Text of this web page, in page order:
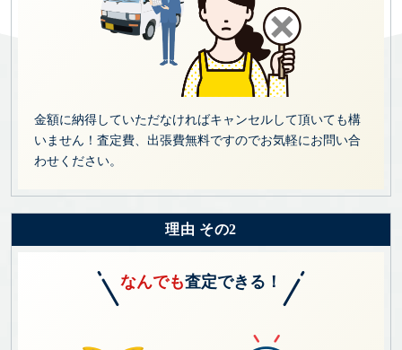
金額に納得していただなければキャンセルして頂いても構
いません！査定費、出張費無料ですのでお気軽にお問い合
わせください。
理由 その2
なんでも査定できる！